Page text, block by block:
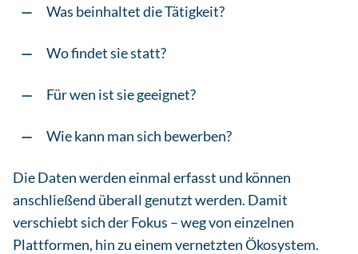
Was beinhaltet die Tätigkeit?
Wo findet sie statt?
Für wen ist sie geeignet?
Wie kann man sich bewerben?
Die Daten werden einmal erfasst und können
anschließend überall genutzt werden. Damit
verschiebt sich der Fokus – weg von einzelnen
Plattformen, hin zu einem vernetzten Ökosystem.